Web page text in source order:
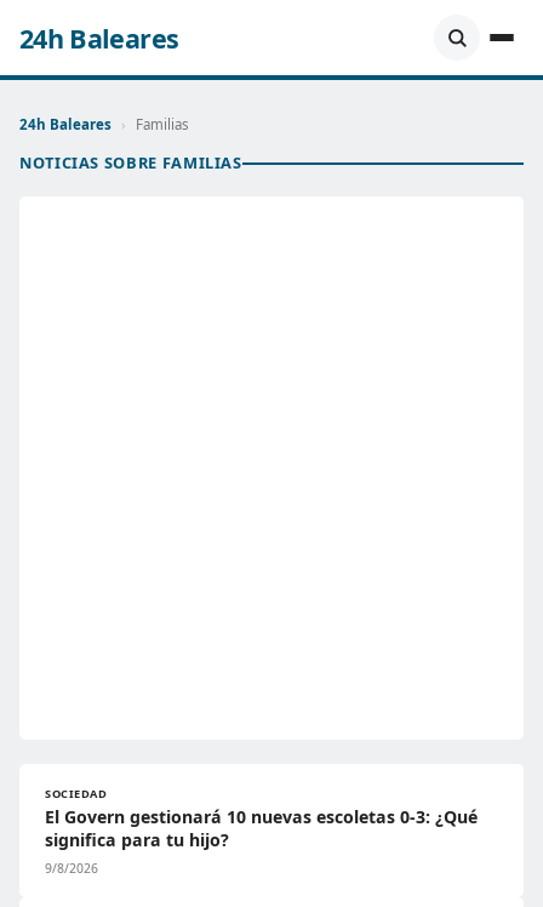
24h Baleares
24h Baleares › Familias
NOTICIAS SOBRE FAMILIAS
SOCIEDAD
El Govern gestionará 10 nuevas escoletas 0-3: ¿Qué
significa para tu hijo?
9/8/2026